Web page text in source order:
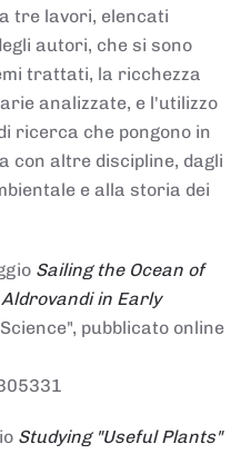
tre lavori, elencati
autori, che si sono
trattati, la ricchezza
analizzate, e l'utilizzo
ricerca che pongono in
con altre discipline, dagli
e alla storia dei
Sailing the Ocean of
in Early
pubblicato online
Studying "Useful Plants"